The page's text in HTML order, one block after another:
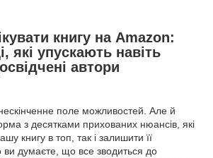
книгу на Amazon:
які упускають навіть
автори
поле можливостей. Але й
з десятками прихованих нюансів, які
книгу в топ, так і залишити її
думаєте, що все зводиться до